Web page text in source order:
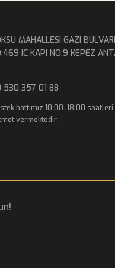
MAHALLESI GAZI BULVARI
IC KAPI NO:9 KEPEZ
530 357 01 88
hattımız 10:00-18:00 saatleri
vermektedir.